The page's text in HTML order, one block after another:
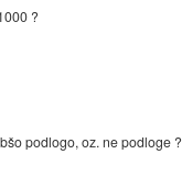
?
podlogo, oz. ne podloge ?